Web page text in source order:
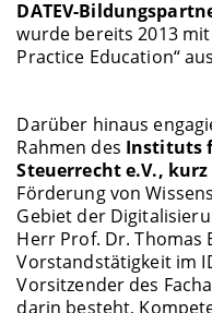
DATEV-
wurde bereits 2013 mit
Practice Education“
Darüber hinaus
Rahmen des Instituts
Steuerrecht e.V., kurz
Förderung von
Gebiet der
Herr Prof. Dr. Thomas
Vorstandstätigkeit im
Vorsitzender des
darin besteht,